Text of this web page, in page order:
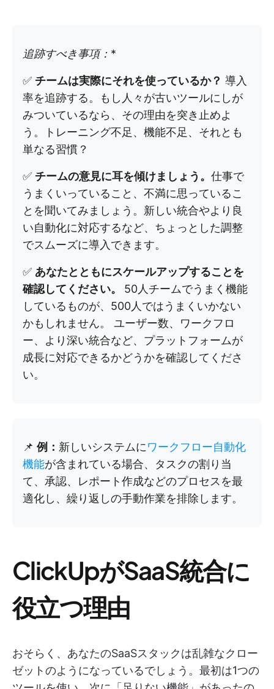
追跡すべき事項： *
✅ チームは実際にそれを使っているか？ 導入
率を追跡する。もし人々が古いツールにしが
みついているなら、その理由を突き止めよ
う。トレーニング不足、機能不足、それとも
単なる習慣？
✅ チームの意見に耳を傾けましょう。 仕事で
うまくいっていること、不満に思っているこ
とを聞いてみましょう。新しい統合やより良
い自動化に対応するなど、ちょっとした調整
でスムーズに導入できます。
✅ あなたとともにスケールアップすることを
確認してください。 50人チームでうまく機能
しているものが、500人ではうまくいかない
かもしれません。 ユーザー数、ワークフロ
ー、より深い統合など、プラットフォームが
成長に対応できるかどうかを確認してくださ
い。
📌 例： 新しいシステムにワークフロー自動化
機能が含まれている場合、タスクの割り当
て、承認、レポート作成などのプロセスを最
適化し、繰り返しの手動作業を排除します。
ClickUpがSaaS統合に
役立つ理由
おそらく、あなたのSaaSスタックは乱雑なクロー
ゼットのようになっているでしょう。最初は1つの